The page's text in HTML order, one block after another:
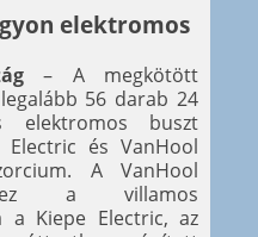
elektromos
– A megkötött
56 darab 24
elektromos buszt
és VanHool
A VanHool
a villamos
a Kiepe Electric, az